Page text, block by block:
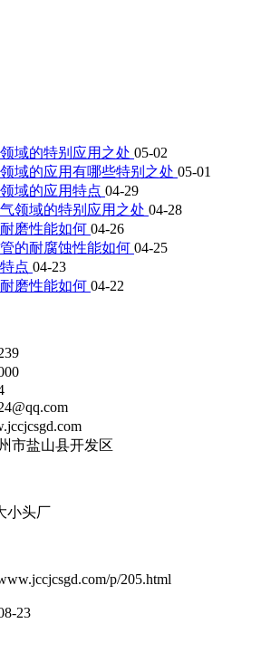
域的特别应用之处 05-02
域的应用有哪些特别之处 05-01
域的应用特点 04-29
领域的特别应用之处 04-28
磨性能如何 04-26
的耐腐蚀性能如何 04-25
点 04-23
磨性能如何 04-22
市盐山县开发区
小头厂
p/205.html
23